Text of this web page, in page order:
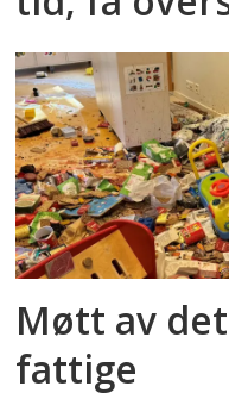
Møtt av
fattige